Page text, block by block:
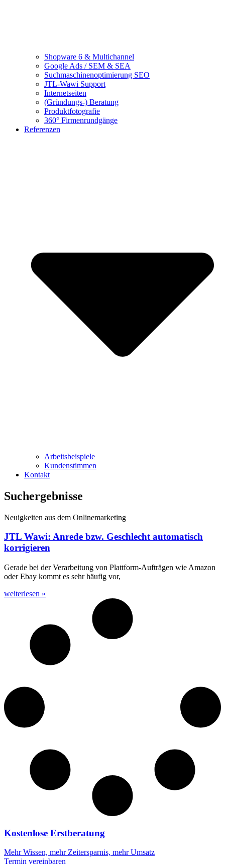
Shopware 6 & Multichannel
Google Ads / SEM & SEA
Suchmaschinenoptimierung SEO
JTL-Wawi Support
Internetseiten
(Gründungs-) Beratung
Produktfotografie
360° Firmenrundgänge
Referenzen
Arbeitsbeispiele
Kundenstimmen
Kontakt
Suchergebnisse
Neuigkeiten aus dem Onlinemarketing
JTL Wawi: Anrede bzw. Geschlecht automatisch
korrigieren
Gerade bei der Verarbeitung von Plattform-Aufträgen wie Amazon
oder Ebay kommt es sehr häufig vor,
weiterlesen »
Kostenlose Erstberatung
Mehr Wissen, mehr Zeitersparnis, mehr Umsatz
Termin vereinbaren